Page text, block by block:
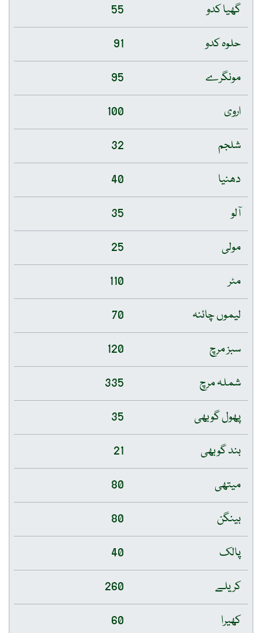
گھیا کدو
55
حلوہ کدو
91
مونگرے
95
اروی
100
شلجم
32
دھنیا
40
آلو
35
مولی
25
مٹر
110
لیموں چائنہ
70
سبز مرچ
120
شملہ مرچ
335
پھول گوبھی
35
بند گوبھی
21
میتھی
80
بینگن
80
پالک
40
کریلے
260
کھیرا
60